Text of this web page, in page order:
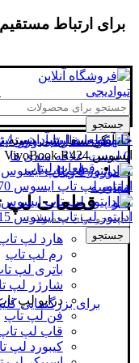
برای ارتباط
جستجو
ورود /
0 لیست علاقه مندی ها
0 مورد/
0 ریال
مقایسه
منو
جستجو
دسته
قطعات لپتاپ
قطعات لپ
هارد لپ
رم لپ تاپ
باتری لپ
شارژر لپ
درایو لپ
فن لپ تاپ
قاب لپ
کیبورد لپ
خانهقطعات لپتاپآداپتور
ایسوس VivoBook R424
اداپتور لپ تاپ ایسوس VivoBook TP570
اداپتور لپ تاپ ایسوس A415
برای بزرگنمایی